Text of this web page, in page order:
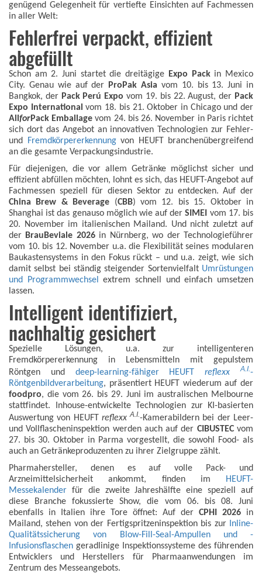
genügend Gelegenheit für vertiefte Einsichten auf Fachmessen
in aller Welt:
Fehlerfrei verpackt, effizient
abgefüllt
Schon am 2. Juni startet die dreitägige Expo Pack in Mexico
City. Genau wie auf der ProPak Asia vom 10. bis 13. Juni in
Bangkok, der Pack Perú Expo vom 19. bis 22. August, der Pack
Expo International vom 18. bis 21. Oktober in Chicago und der
AllforPack Emballagevom 24. bis 26. November in Paris richtet
sich dort das Angebot an innovativen Technologien zur Fehler-
und Fremdkörpererkennungvon HEUFT branchenübergreifend
an die gesamte Verpackungsindustrie.
Für diejenigen, die vor allem Getränke möglichst sicher und
effizient abfüllen möchten, lohnt es sich, das HEUFT-Angebot auf
Fachmessen speziell für diesen Sektor zu entdecken. Auf der
China Brew & Beverage (CBB) vom 12. bis 15. Oktober in
Shanghai ist das genauso möglich wie auf derSIMEI vom 17. bis
20. November im italienischen Mailand. Und nicht zuletzt auf
der BrauBeviale 2026in Nürnberg, wo der Technologieführer
vom 10. bis 12. November u.a. die Flexibilität seines modularen
Baukastensystems in den Fokus rückt – und u.a. zeigt, wie sich
damit selbst bei ständig steigender Sortenvielfalt Umrüstungen
und Programmwechsel extrem schnell und einfach umsetzen
lassen.
Intelligent identifiziert,
nachhaltig gesichert
Spezielle Lösungen, u.a. zur intelligenteren
Fremdkörpererkennung in Lebensmitteln mit gepulstem
Röntgen und deep-learning-fähiger HEUFTreflexxA.I.-
Röntgenbildverarbeitung, präsentiert HEUFT wiederum auf der
foodpro, die vom 26. bis 29. Juni im australischen Melbourne
stattfindet. Inhouse-entwickelte Technologien zur KI-basierten
Auswertung von HEUFT reflexxA.I.-Kamerabildern bei der Leer-
und Vollflascheninspektion werden auch auf der CIBUSTECvom
27. bis 30. Oktober in Parma vorgestellt, die sowohl Food- als
auch an Getränkeproduzenten zu ihrer Zielgruppe zählt.
Pharmahersteller, denen es auf volle Pack- und
Arzneimittelsicherheit ankommt, finden im HEUFT-
Messekalender für die zweite Jahreshälfte eine speziell auf
diese Branche fokussierte Show, die vom 06. bis 08. Juni
ebenfalls in Italien ihre Tore öffnet: Auf der CPHI 2026 in
Mailand, stehen von der Fertigspritzeninspektion bis zur Inline-
Qualitätssicherung von Blow-Fill-Seal-Ampullen und -
Infusionsflaschen geradlinige Inspektionssysteme des führenden
Entwicklers und Herstellers für Pharmaanwendungen im
Zentrum des Messeangebots.